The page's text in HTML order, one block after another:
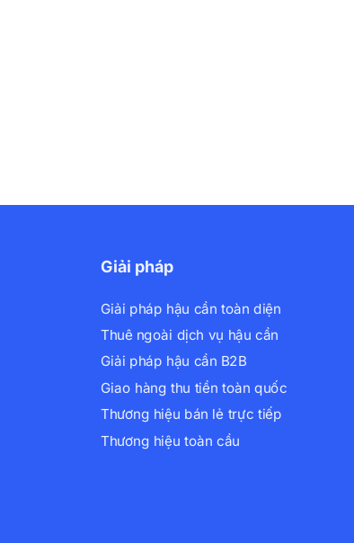
Giải pháp
Giải pháp hậu cần toàn diện
Thuê ngoài dịch vụ hậu cần
Giải pháp hậu cần B2B
Giao hàng thu tiền toàn quốc
Thương hiệu bán lẻ trực tiếp
Thương hiệu toàn cầu